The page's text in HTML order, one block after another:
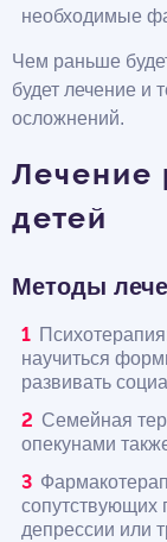
необходимые
Чем раньше
будет лечение и
осложнений.
Лечение
детей
Методы
научиться
развивать
Семейная
опекунами
сопутствующих
депрессии или